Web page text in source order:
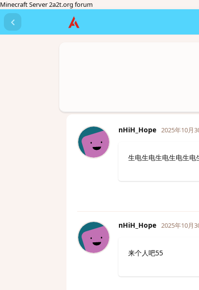
Minecraft Server 2a2t.org forum
nHiH_Hope 2025年10月
生电生电生电生电生
nHiH_Hope 2025年10月
来个人吧55